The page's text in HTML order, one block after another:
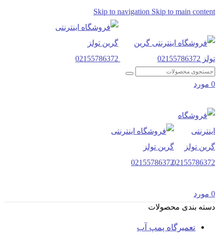
Skip to navigation Skip to main content
0 مورد
0 مورد
دسته بندی محصولات
تعمیرگاه پمپ آب